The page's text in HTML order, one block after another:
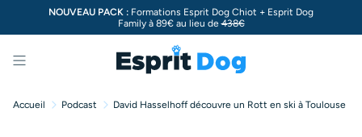
NOUVEAU PACK : Formations Esprit Dog Chiot + Esprit Dog
Family à 89€ au lieu de438€
Menu
Accueil Podcast David Hasselhoff découvre un Rott en ski à Toulouse